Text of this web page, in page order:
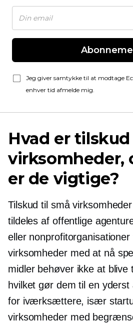
Jeg giver samtykke til at modtage
enhver tid afmelde mig.
Hvad er
virksomheder,
er de vigtige?
Tilskud til små
tildeles af offentlige
eller
virksomheder med at nå
midler behøver ikke at blive
hvilket gør dem til en yderst
for iværksættere, især
virksomheder med